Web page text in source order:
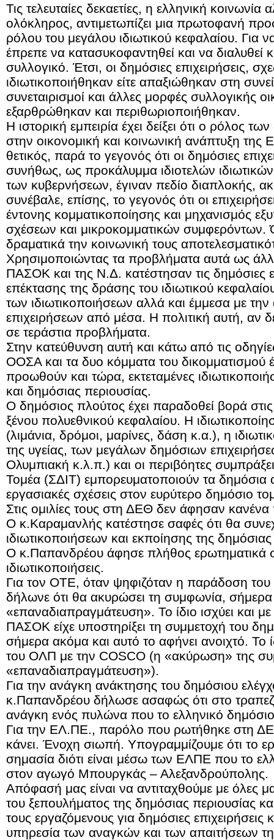
Τις τελευταίες δεκαετίες, η ελληνική
ολόκληρος, αντιμετωπίζει μια πρωτοφανή
ρόλου του μεγάλου ιδιωτικού κεφαλαίου. Για
έπρεπε να κατασυκοφαντηθεί και να διαλυθεί
συλλογικό. Έτσι, οι δημόσιες επιχειρήσεις,
ιδιωτικοποιήθηκαν είτε απαξιώθηκαν στη
συνεταιρισμοί και άλλες μορφές συλλογικής
εξαρθρώθηκαν και περιθωριοποιήθηκαν.
Η ιστορική εμπειρία έχει δείξει ότι ο ρόλος
στην οικονομική και κοινωνική ανάπτυξη της
θετικός, παρά το γεγονός ότι οι δημόσιες
συνήθως, ως προκάλυμμα ιδιοτελών
των κυβερνήσεων, έγιναν πεδίο διαπλοκής,
συνέβαλε, επίσης, το γεγονός ότι οι
έντονης κομματικοποίησης και μηχανισμός
σχέσεων και μικροκομματικών συμφερόντων.
δραματικά την κοινωνική τους
Χρησιμοποιώντας τα προβλήματα αυτά ως
ΠΑΣΟΚ και της Ν.Δ. κατέστησαν τις δημόσιες
επέκτασης της δράσης του ιδιωτικού
των ιδιωτικοποιήσεων αλλά και έμμεσα με
επιχειρήσεων από μέσα. Η πολιτική αυτή, αν
σε τεράστια προβλήματα.
Στην κατεύθυνση αυτή και κάτω από τις
ΟΟΣΑ και τα δυο κόμματα του δικομματισμού
προωθούν και τώρα, εκτεταμένες
και δημόσιας περιουσίας.
Ο δημόσιος πλούτος έχει παραδοθεί βορά στις
ξένου πολυεθνικού κεφαλαίου. Η
(λιμάνια, δρόμοι, μαρίνες, δάση κ.α.), η
της υγείας, των μεγάλων δημόσιων
Ολυμπιακή κ.λ.π.) και οι περιβόητες
Τομέα (ΣΔΙΤ) εμπορευματοποιούν τα δημόσια
εργασιακές σχέσεις στον ευρύτερο δημόσιο
Στις ομιλίες τους στη ΔΕΘ δεν άφησαν κανένα
Ο κ.Καραμανλής κατέστησε σαφές ότι θα
ιδιωτικοποιήσεων και εκποίησης της
Ο κ.Παπανδρέου άφησε πλήθος ερωτηματικά
ιδιωτικοποιήσεις.
Για τον ΟΤΕ, όταν ψηφιζόταν η παράδοση
δήλωνε ότι θα ακυρώσει τη συμφωνία,
«επαναδιαπραγμάτευση». Το ίδιο ισχύει και
ΠΑΣΟΚ είχε υποστηρίξει τη συμμετοχή του
σήμερα ακόμα και αυτό το αφήνει ανοιχτό. Το
του ΟΛΠ με την COSCO (η «ακύρωση» της
«επαναδιαπραγμάτευση»).
Για την ανάγκη ανάκτησης του δημόσιου
κ.Παπανδρέου δήλωσε ασαφώς ότι στο
ανάγκη ενός πυλώνα που το ελληνικό
Για την ΕΛ.ΠΕ., παρόλο που ρωτήθηκε στη
κάνει. Ένοχη σιωπή. Υπογραμμίζουμε ότι το
σημασία διότι είναι μέσω των ΕΛΠΕ που το
στον αγωγό Μπουργκάς – Αλεξανδρούπολης.
Απόφασή μας είναι να αντιταχθούμε με όλες
του ξεπουλήματος της δημόσιας περιουσίας
τους εργαζόμενους για δημόσιες επιχειρήσεις
υπηρεσία των αναγκών και των απαιτήσεων